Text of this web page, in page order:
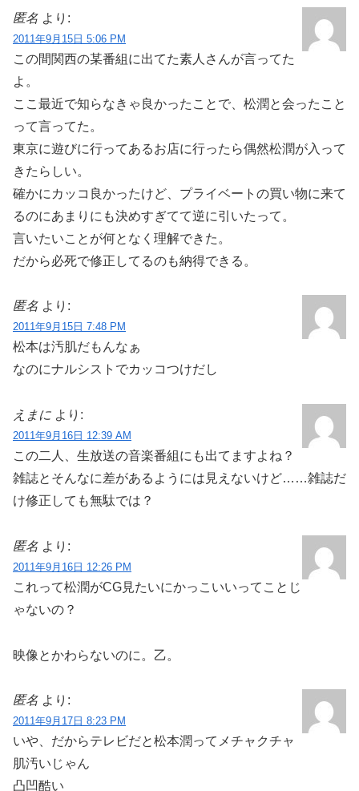
匿名 より:
2011年9月15日 5:06 PM
この間関西の某番組に出てた素人さんが言ってた
よ。
ここ最近で知らなきゃ良かったことで、松潤と会ったこと
って言ってた。
東京に遊びに行ってあるお店に行ったら偶然松潤が入って
きたらしい。
確かにカッコ良かったけど、プライベートの買い物に来て
るのにあまりにも決めすぎてて逆に引いたって。
言いたいことが何となく理解できた。
だから必死で修正してるのも納得できる。
匿名 より:
2011年9月15日 7:48 PM
松本は汚肌だもんなぁ
なのにナルシストでカッコつけだし
えまに より:
2011年9月16日 12:39 AM
この二人、生放送の音楽番組にも出てますよね？
雑誌とそんなに差があるようには見えないけど……雑誌だ
け修正しても無駄では？
匿名 より:
2011年9月16日 12:26 PM
これって松潤がCG見たいにかっこいいってことじ
ゃないの？
映像とかわらないのに。乙。
匿名 より:
2011年9月17日 8:23 PM
いや、だからテレビだと松本潤ってメチャクチャ
肌汚いじゃん
凸凹酷い